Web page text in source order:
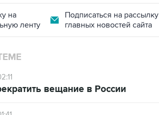
на
ленту
Подписаться на рассылку
главных новостей сайта
вещание в России